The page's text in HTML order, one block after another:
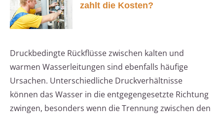
zahlt die Kosten?
Druckbedingte Rückflüsse zwischen kalten und
warmen Wasserleitungen sind ebenfalls häufige
Ursachen. Unterschiedliche Druckverhältnisse
können das Wasser in die entgegengesetzte Richtung
zwingen, besonders wenn die Trennung zwischen den